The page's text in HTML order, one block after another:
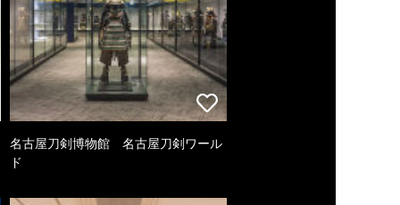
名古屋刀剣博物館 名古屋刀剣ワール
ド